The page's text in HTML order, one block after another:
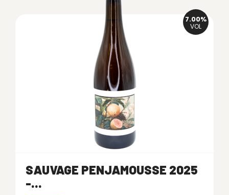
7.00%
VOL
SAUVAGE PENJAMOUSSE 2025
-...